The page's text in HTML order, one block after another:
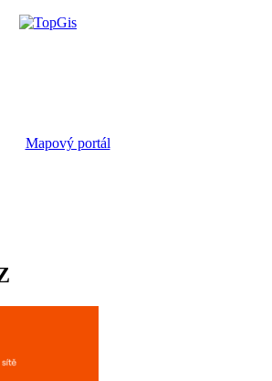
Mapový portál